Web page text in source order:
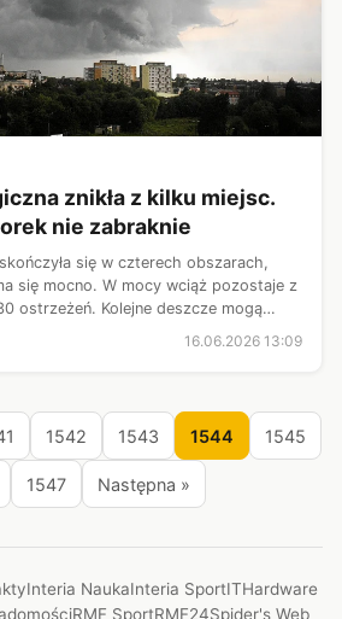
znikła z kilku miejsc.
nie zabraknie
się w czterech obszarach,
się mocno. W mocy wciąż pozostaje z
ostrzeżeń. Kolejne deszcze mogą
się do północnego wschodu.
16.06.2026 13:09
1542 1543 1544 1545
1547 Następna »
Interia NaukaInteria SportITHardware
RMF SportRMF24Spider's Web